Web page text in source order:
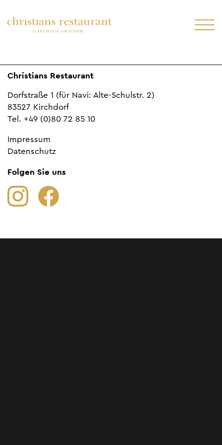
Christians Restaurant
Dorfstraße 1 (für Navi: Alte-Schulstr. 2)
83527 Kirchdorf
Tel. +49 (0)80 72 85 10
Impressum
Datenschutz
Folgen Sie uns